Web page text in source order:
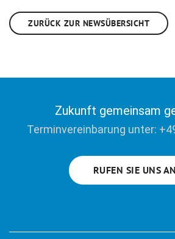
ZURÜCK ZUR NEWSÜBERSICHT
Zukunft gemeinsam
Terminvereinbarung unter:
RUFEN SIE UNS